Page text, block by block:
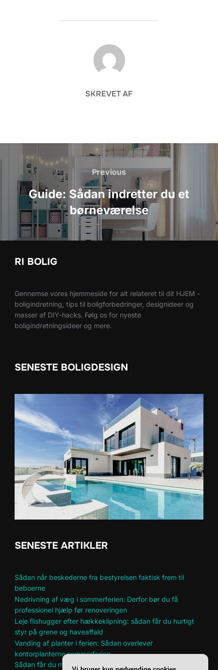
FORFATTER
SKREVET AF
Indlægsnavigation
Previous
Previous
Guide: Sådan indretter du et
børneværelse
RI BOLIG
Gennemse vores hjemmeside for alt relateret til dit HJEM -
boligindretning, tips til boligforbedringer, designideer og
masser af DIY-hacks. Følg os for nyeste
boligindretningsideer og mere.
SENESTE BOLIGDESIGN
SENESTE ARTIKLER
Sådan når beskederne fra bestyrelsen faktisk frem til
beboerne
Nedrivning af væg i sommerferien: Derfor bør du få
professionel hjælp før renoveringen
Leje flishugger efter hækkeklipning: sådan får du hurtigt
styr på grene og haveaffald
Vanding af planter i ferien: Sådan overlever
kontorplanterne sommerferien
Sådan får du mere plads til hobbyer i et lille hjem